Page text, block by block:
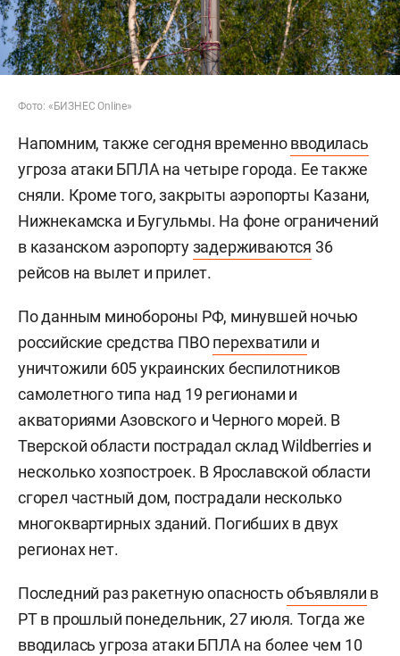
Фото: «БИЗНЕС Online»
Напомним, также сегодня временновводилась
угроза атаки БПЛА на четыре города. Ее также
сняли. Кроме того, закрыты аэропорты Казани,
Нижнекамска и Бугульмы. На фоне ограничений
в казанском аэропортузадерживаются 36
рейсов на вылет и прилет.
По данным минобороны РФ, минувшей ночью
российские средства ПВОперехватили и
уничтожили 605 украинских беспилотников
самолетного типа над 19 регионами и
акваториями Азовского и Черного морей. В
Тверской области пострадал склад Wildberries и
несколько хозпостроек. В Ярославской области
сгорел частный дом, пострадали несколько
многоквартирных зданий. Погибших в двух
регионах нет.
Последний раз ракетную опасностьобъявляли в
РТ в прошлый понедельник, 27 июля. Тогда же
вводилась угроза атаки БПЛА на более чем 10